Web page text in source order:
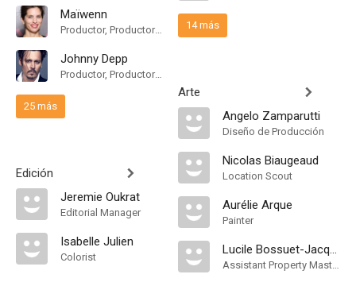
Maïwenn
Productor, Productor Asociado
Johnny Depp
Productor, Productor Asociado
25 más
Edición
Jeremie Oukrat
Editorial Manager
Isabelle Julien
Colorist
14 más
Arte
Angelo Zamparutti
Diseño de Producción
Nicolas Biaugeaud
Location Scout
Aurélie Arque
Painter
Lucile Bossuet-Jacquet
Assistant Property Master